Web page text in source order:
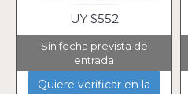
UY $552
Sin fecha prevista de
entrada
Quiere verificar en la